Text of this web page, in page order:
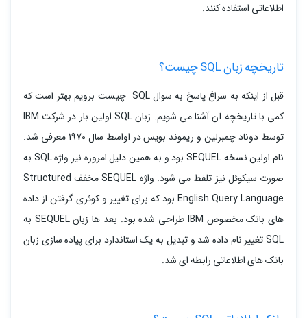
اطلاعاتی استفاده کنند.
تاریخچه زبان SQL چیست؟
قبل از اینکه به سراغ پاسخ به سوال SQL چیست برویم بهتر است که
کمی با تاریخچه آن آشنا می شویم. زبان SQL اولین بار در شرکت IBM
توسط دوناد چمبرلین و ریموند بویس در اواسط سال 1970 معرفی شد.
نام اولین نسخه SEQUEL بود و به همین دلیل امروزه نیز واژه SQL به
صورت سیکوئل نیز تلفظ می شود. واژه SEQUEL مخفف Structured
English Query Language بود که برای تغییر و کوئری گرفتن از داده
های بانک مخصوص IBM طراحی شده بود. بعد ها زبان SEQUEL به
SQL تغییر نام داده شد و تبدیل به یک استاندارد برای پیاده سازی زبان
بانک های اطلاعاتی رابطه ای شد.